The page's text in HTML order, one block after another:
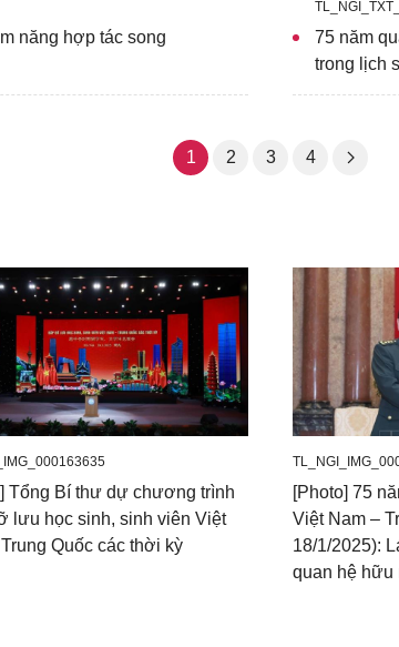
năng hợp tác song
75 năm
trong lịch
1 2 3 4
Tổng Bí thư dự chương trình
lưu học sinh, sinh viên Việt
Quốc các thời kỳ
[Photo] 75
Việt Nam –
18/1/2025):
quan hệ hữu